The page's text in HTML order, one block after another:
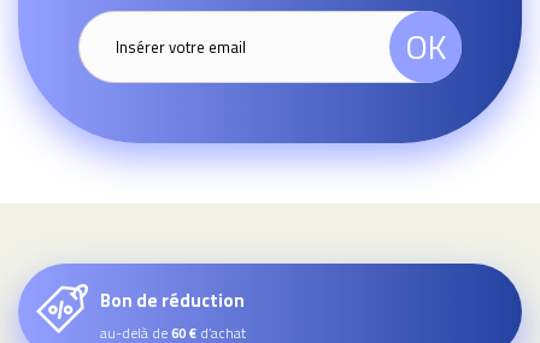
OK
Bon de réduction
au-delà de60 € d’achat